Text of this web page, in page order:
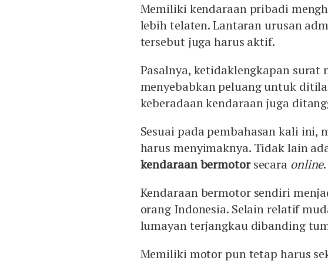
Memiliki kendaraan pribadi
lebih telaten. Lantaran urusan
tersebut juga harus aktif.
Pasalnya, ketidaklengkapan surat
menyebabkan peluang untuk
keberadaan kendaraan juga
Sesuai pada pembahasan kali ini,
harus menyimaknya. Tidak lain
kendaraan bermotorsecara online.
Kendaraan bermotor sendiri
orang Indonesia. Selain relatif
lumayan terjangkau dibanding
Memiliki motor pun tetap harus